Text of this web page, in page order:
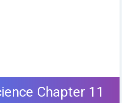
Chapter 11